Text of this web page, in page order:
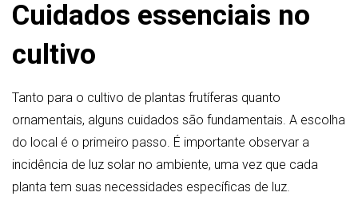
Cuidados essenciais no
cultivo
Tanto para o cultivo de plantas frutíferas quanto
ornamentais, alguns cuidados são fundamentais. A escolha
do local é o primeiro passo. É importante observar a
incidência de luz solar no ambiente, uma vez que cada
planta tem suas necessidades específicas de luz.